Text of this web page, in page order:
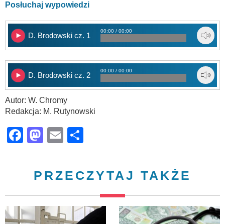
Posłuchaj wypowiedzi
D. Brodowski cz. 1
00:00 / 00:00
D. Brodowski cz. 2
00:00 / 00:00
Autor: W. Chromy
Redakcja: M. Rutynowski
Facebook
Mastodon
Email
PRZECZYTAJ TAKŻE